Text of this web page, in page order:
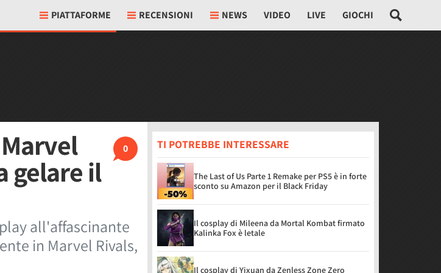
PIATTAFORME RECENSIONI NEWS VIDEO LIVE GIOCHI
0
gelare il
all'affascinante
in Marvel Rivals,
TI POTREBBE INTERESSARE
The Last of Us Parte 1 Remake per PS5 è in forte
sconto su Amazon per il Black Friday
Il cosplay di Mileena da Mortal Kombat firmato
Kalinka Fox è letale
Il cosplay di Yixuan da Zenless Zone Zero